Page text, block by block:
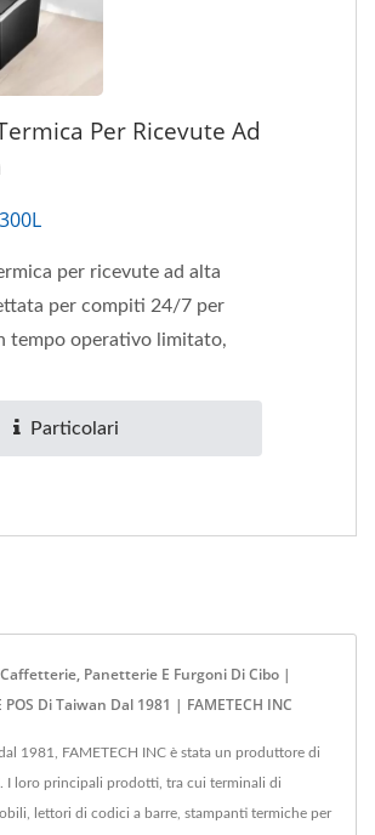
Per Ricevute Ad
per ricevute ad alta
per compiti 24/7 per
tempo operativo limitato,
Particolari
Panetterie E Furgoni Di Cibo |
Di Taiwan Dal 1981 | FAMETECH INC
1981, FAMETECH INC è stata un produttore di
I loro principali prodotti, tra cui terminali di
lettori di codici a barre, stampanti termiche per